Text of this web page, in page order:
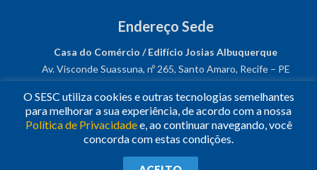
Endereço Sede
Casa do Comércio / Edifício Josias Albuquerque
Av. Visconde Suassuna, nº 265, Santo Amaro, Recife – PE
CNPJ: 03.482.931/0001-61
Siga-nos!
Todos os Direitos Reservados.
O SESC utiliza cookies e outras tecnologias semelhantes
para melhorar a sua experiência, de acordo com a nossa
Política de Privacidadee, ao continuar navegando, você
concorda com estas condições.